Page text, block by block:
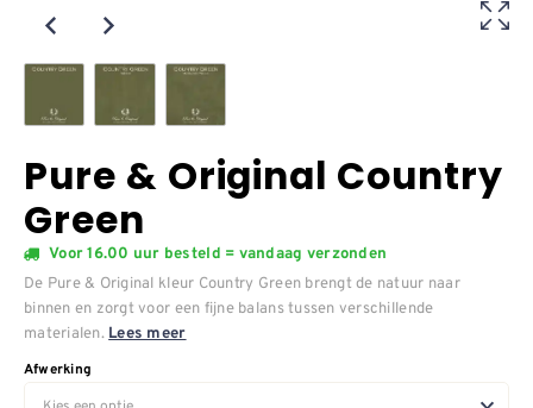
Pure & Original Country
Green
Voor 16.00 uur besteld = vandaag verzonden
De Pure & Original kleur Country Green brengt de natuur naar
binnen en zorgt voor een fijne balans tussen verschillende
materialen. Lees meer
Afwerking